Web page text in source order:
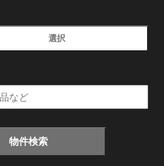
選択
物件検索